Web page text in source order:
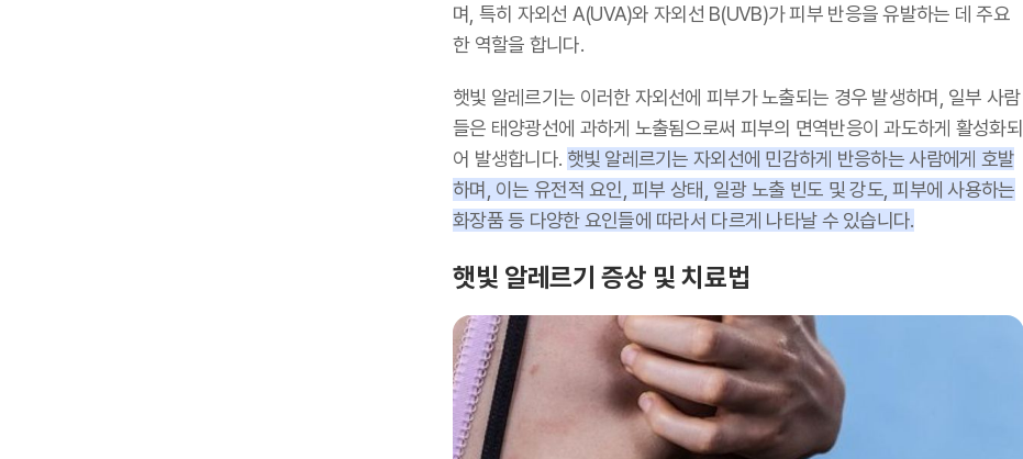
며, 특히 자외선 A(UVA)와 자외선 B(UVB)가 피부 반응을 유발하는 데 주요
한 역할을 합니다.
햇빛 알레르기는 이러한 자외선에 피부가 노출되는 경우 발생하며, 일부 사람
들은 태양광선에 과하게 노출됨으로써 피부의 면역반응이 과도하게 활성화되
어 발생합니다. 햇빛 알레르기는 자외선에 민감하게 반응하는 사람에게 호발
하며, 이는 유전적 요인, 피부 상태, 일광 노출 빈도 및 강도, 피부에 사용하는
화장품 등 다양한 요인들에 따라서 다르게 나타날 수 있습니다.
햇빛 알레르기 증상 및 치료법